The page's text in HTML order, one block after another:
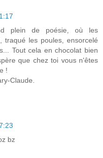
plein de poésie, où les
les poules, ensorcelé
Tout cela en chocolat bien
que chez toi vous n'êtes
!
Claude.
bz